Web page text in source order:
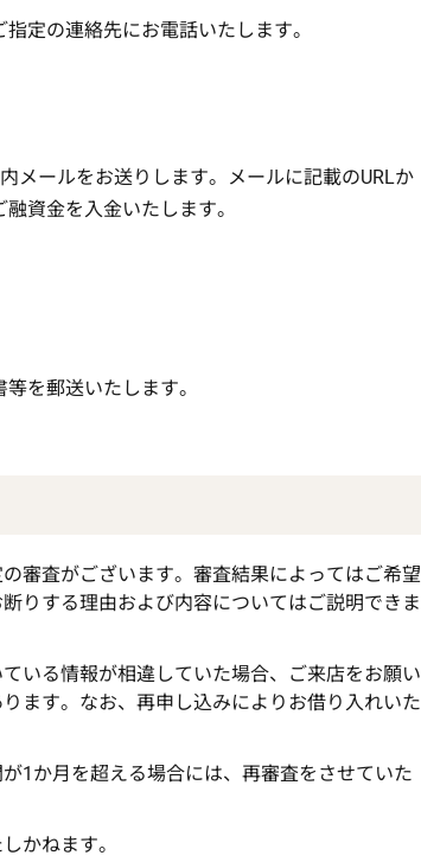
定の連絡先にお電話いたします。
メールをお送りします。メールに記載のURLか
資金を入金いたします。
を郵送いたします。
審査がございます。審査結果によってはご希望
りする理由および内容についてはご説明できま
いる情報が相違していた場合、ご来店をお願い
ます。なお、再申し込みによりお借り入れいた
1か月を超える場合には、再審査をさせていた
かねます。